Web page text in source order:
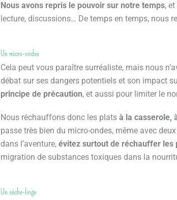
Nous avons repris le pouvoir sur notre temps,
lecture, discussions… De temps en temps, nous
Un micro-ondes
Cela peut vous paraître surréaliste, mais nous
débat sur ses dangers potentiels et son impact
principe de précaution, et aussi pour limiter le
Nous réchauffons donc les plats à la casserole,
passe très bien du micro-ondes, même avec
dans l’aventure, évitez surtout de réchauffer les
migration de substances toxiques dans la
Un sèche-linge